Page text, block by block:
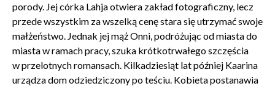
Wyrażam zgodę na przetwarzanie danych osobowych
w celu skorzystania z usługi newsletter.
Administratorem danych osobowych jest Centrum
Kultury ZAMEK z siedzibą w Poznaniu. Zapoznałem/am
się z informacjami dotyczącymi przetwarzania danych
osobowych, które są zawarte wPolityce prywatności.
porody. Jej córka Lahja otwiera zakład fotograficzny, lecz
przede wszystkim za wszelką cenę stara się utrzymać swoje
małżeństwo. Jednak jej mąż Onni, podróżując od miasta do
miasta w ramach pracy, szuka krótkotrwałego szczęścia
w przelotnych romansach. Kilkadziesiąt lat później Kaarina
urządza dom odziedziczony po teściu. Kobieta postanawia